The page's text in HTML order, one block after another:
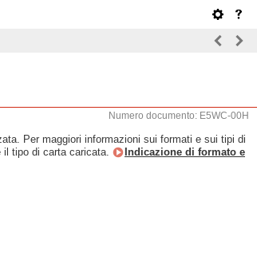
Numero documento: E5WC-00H
Per maggiori informazioni sui formati e sui tipi di
tipo di carta caricata.
Indicazione di formato e